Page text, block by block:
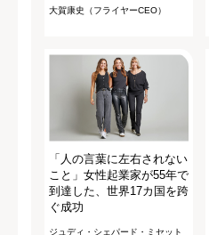
大賀康史（フライヤーCEO）
「人の言葉に左右されない
こと」女性起業家が55年で
到達した、世界17カ国を跨
ぐ成功
ジュディ・シェパード・ミセット